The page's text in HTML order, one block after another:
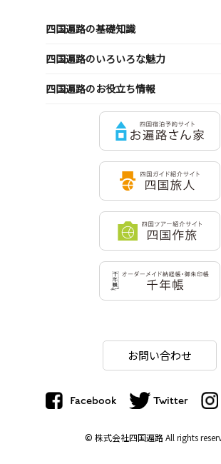
四国遍路の基礎知識
四国遍路のいろいろな魅力
四国遍路のお役立ち情報
お問い合わせ
Facebook Twitter
© 株式会社四国遍路All rights